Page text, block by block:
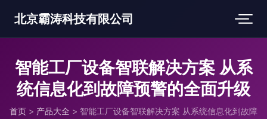
北京霸涛科技有限公司
智能工厂设备智联解决方案 从系
统信息化到故障预警的全面升级
首页 > 产品大全 > 智能工厂设备智联解决方案 从系统信息化到故障